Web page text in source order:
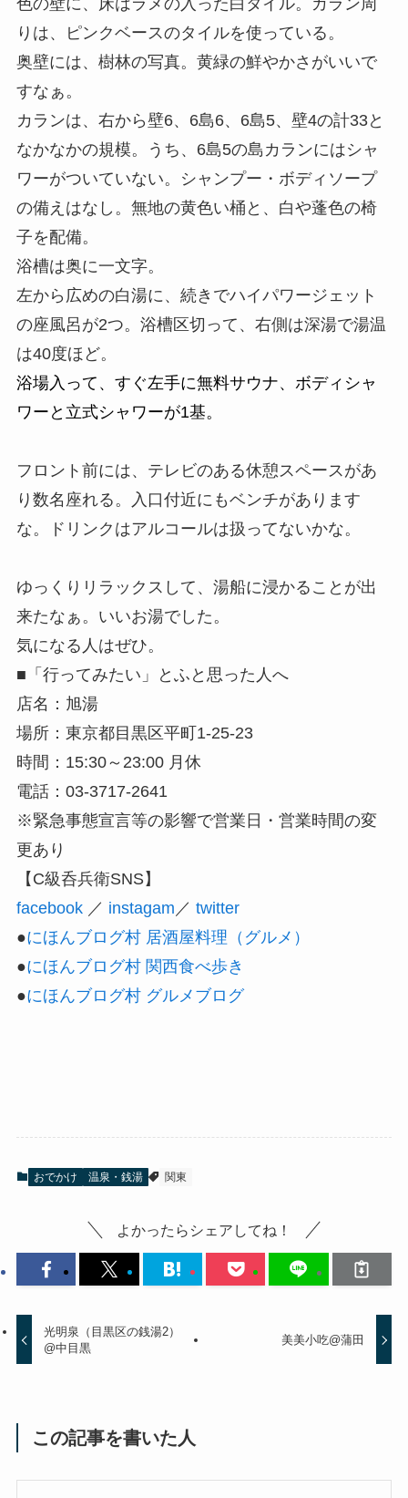
りは、ピンクベースのタイルを使っている。
奥壁には、樹林の写真。黄緑の鮮やかさがいいで
すなぁ。
カランは、右から壁6、6島6、6島5、壁4の計33と
なかなかの規模。うち、6島5の島カランにはシャ
ワーがついていない。
シャンプー・ボディソープ
の備えはなし。 無地の黄色い桶と、白や蓬色の椅
子を配備。
浴槽は奥に一文字。
左から広めの白湯に、続きでハイパワージェット
の座風呂が2つ。浴槽区切って、右側は深湯で湯温
は40度ほど。
浴場入って、すぐ左手に無料サウナ、ボディシャ
ワーと立式シャワーが1基。
フロント前には、テレビのある休憩スペースがあ
り数名座れる。入口付近にもベンチがあります
な。
ドリンクはアルコールは扱ってないかな。
ゆっくりリラックスして、湯船に浸かることが出
来たなぁ。いいお湯でした。
気になる人はぜひ。
■「行ってみたい」とふと思った人へ
店名：旭湯
場所：東京都目黒区平町1-25-23
時間：15:30～23:00 月休
電話：03-3717-2641
※緊急事態宣言等の影響で営業日・営業時間の変
更あり
【C級呑兵衛SNS】
facebook／ instagam ／ twitter
●にほんブログ村 居酒屋料理（グルメ）
●にほんブログ村 関西食べ歩き
●にほんブログ村 グルメブログ
おでかけ 温泉・銭湯 関東
よかったらシェアしてね！
光明泉（目黒区の銭湯2）
@中目黒
美美小吃@蒲田
この記事を書いた人